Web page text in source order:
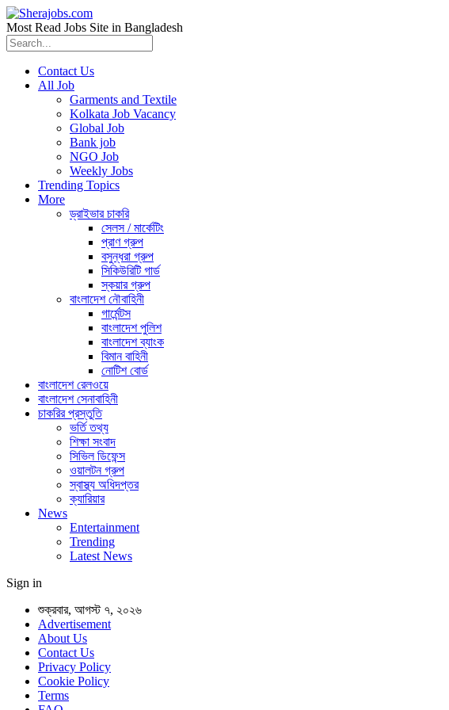
Most Read Jobs Site in Bangladesh
Contact Us
All Job
Garments and Textile
Kolkata Job Vacancy
Global Job
Bank job
NGO Job
Weekly Jobs
Trending Topics
More
ড্রাইভার চাকরি
সেলস / মার্কেটিং
প্রাণ গ্রুপ
বসুন্ধরা গ্রুপ
সিকিউরিটি গার্ড
স্কয়ার গ্রুপ
বাংলাদেশ নৌবাহিনী
গার্মেন্টস
বাংলাদেশ পুলিশ
বাংলাদেশ ব্যাংক
বিমান বাহিনী
নোটিশ বোর্ড
বাংলাদেশ রেলওয়ে
বাংলাদেশ সেনাবাহিনী
চাকরির প্রস্তুতি
ভর্তি তথ্য
শিক্ষা সংবাদ
সিভিল ডিফেন্স
ওয়ালটন গ্রুপ
স্বাস্থ্য অধিদপ্তর
ক্যারিয়ার
News
Entertainment
Trending
Latest News
Sign in
শুক্রবার, আগস্ট ৭, ২০২৬
Advertisement
About Us
Contact Us
Privacy Policy
Cookie Policy
Terms